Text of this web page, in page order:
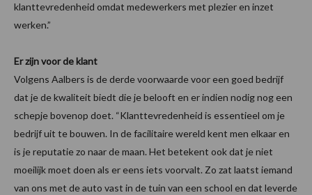
klanttevredenheid omdat medewerkers met plezier en inzet
werken.”
Er zijn voor de klant
Volgens Aalbers is de derde voorwaarde voor een goed bedrijf
dat je de kwaliteit biedt die je belooft en er indien nodig nog een
schepje bovenop doet. “Klanttevredenheid is essentieel om je
bedrijf uit te bouwen. In de facilitaire wereld kent men elkaar en
is je reputatie zo naar de maan. Het betekent ook dat je niet
moeilijk moet doen als er eens iets voorvalt. Zo zat laatst iemand
van ons met de auto vast in de tuin van een school en dat leverde